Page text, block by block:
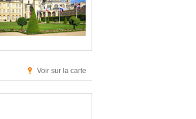
Voir sur la carte